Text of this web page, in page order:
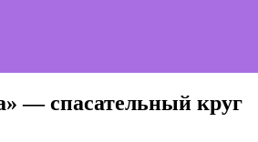
— спасательный круг